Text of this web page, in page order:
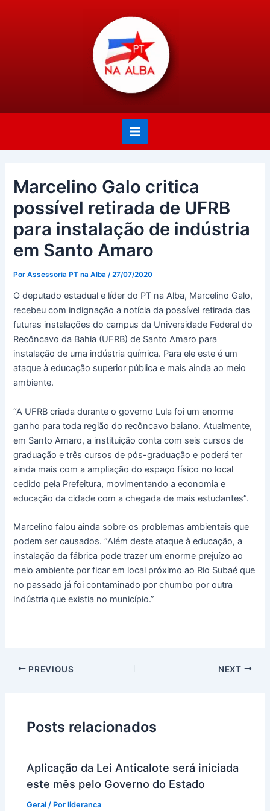
Menu
Marcelino Galo critica
possível retirada de UFRB
para instalação de indústria
em Santo Amaro
PorAssessoria PT na Alba/27/07/2020
O deputado estadual e líder do PT na Alba, Marcelino Galo,
recebeu com indignação a notícia da possível retirada das
futuras instalações do campus da Universidade Federal do
Recôncavo da Bahia (UFRB) de Santo Amaro para
instalação de uma indústria química. Para ele este é um
ataque à educação superior pública e mais ainda ao meio
ambiente.
“A UFRB criada durante o governo Lula foi um enorme
ganho para toda região do recôncavo baiano. Atualmente,
em Santo Amaro, a instituição conta com seis cursos de
graduação e três cursos de pós-graduação e poderá ter
ainda mais com a ampliação do espaço físico no local
cedido pela Prefeitura, movimentando a economia e
educação da cidade com a chegada de mais estudantes”.
Marcelino falou ainda sobre os problemas ambientais que
podem ser causados. “Além deste ataque à educação, a
instalação da fábrica pode trazer um enorme prejuízo ao
meio ambiente por ficar em local próximo ao Rio Subaé que
no passado já foi contaminado por chumbo por outra
indústria que existia no município.”
PREVIOUS NEXT
Posts relacionados
Aplicação da Lei Anticalote será iniciada
este mês pelo Governo do Estado
Geral / Porlideranca